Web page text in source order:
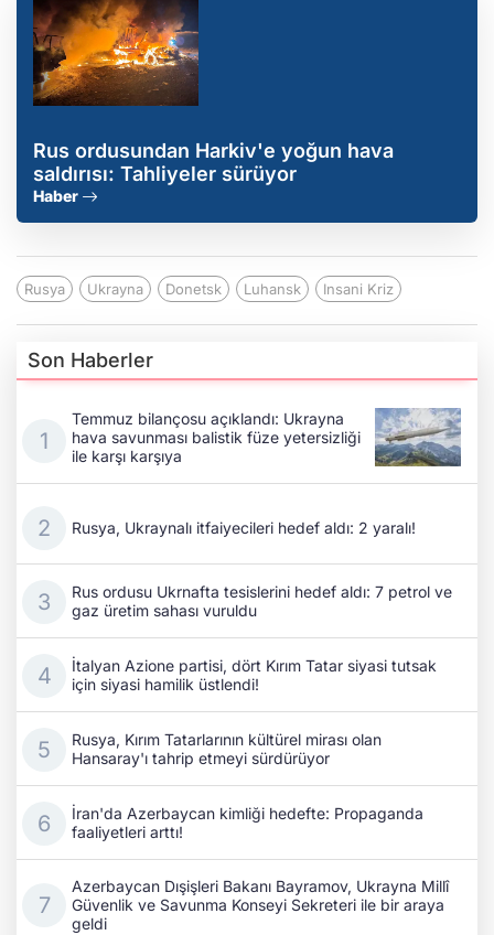
Rus ordusundan Harkiv'e yoğun hava
saldırısı: Tahliyeler sürüyor
Haber
Rusya Ukrayna Donetsk Luhansk Insani Kriz
Son Haberler
Temmuz bilançosu açıklandı: Ukrayna
hava savunması balistik füze yetersizliği
ile karşı karşıya
Rusya, Ukraynalı itfaiyecileri hedef aldı: 2 yaralı!
Rus ordusu Ukrnafta tesislerini hedef aldı: 7 petrol ve
gaz üretim sahası vuruldu
İtalyan Azione partisi, dört Kırım Tatar siyasi tutsak
için siyasi hamilik üstlendi!
Rusya, Kırım Tatarlarının kültürel mirası olan
Hansaray'ı tahrip etmeyi sürdürüyor
İran'da Azerbaycan kimliği hedefte: Propaganda
faaliyetleri arttı!
Azerbaycan Dışişleri Bakanı Bayramov, Ukrayna Millî
Güvenlik ve Savunma Konseyi Sekreteri ile bir araya
geldi